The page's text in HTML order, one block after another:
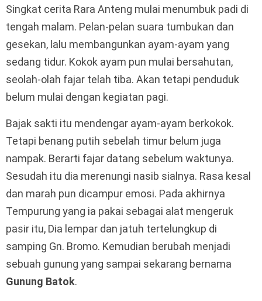
Singkat cerita Rara Anteng mulai menumbuk padi di
tengah malam. Pelan-pelan suara tumbukan dan
gesekan, lalu membangunkan ayam-ayam yang
sedang tidur. Kokok ayam pun mulai bersahutan,
seolah-olah fajar telah tiba. Akan tetapi penduduk
belum mulai dengan kegiatan pagi.
Bajak sakti itu mendengar ayam-ayam berkokok.
Tetapi benang putih sebelah timur belum juga
nampak. Berarti fajar datang sebelum waktunya.
Sesudah itu dia merenungi nasib sialnya. Rasa kesal
dan marah pun dicampur emosi. Pada akhirnya
Tempurung yang ia pakai sebagai alat mengeruk
pasir itu, Dia lempar dan jatuh tertelungkup di
samping Gn. Bromo. Kemudian berubah menjadi
sebuah gunung yang sampai sekarang bernama
Gunung Batok.